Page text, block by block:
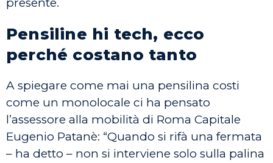
Pensiline hi tech, ecco
perché costano tanto
A spiegare come mai una pensilina costi
come un monolocale ci ha pensato
l’assessore alla mobilità di Roma Capitale
Eugenio Patanè: “Quando si rifà una fermata
– ha detto – non si interviene solo sulla palina